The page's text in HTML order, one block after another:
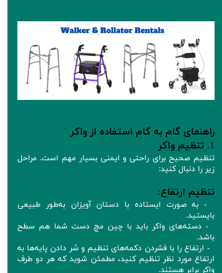
راهنمای گام‌ به‌ گام استفاده از واکر
1. تنظیم واکر
تنظیم صحیح برای راحتی و ایمنی بسیار مهم است. مراحل
زیر را دنبال کنید:
تنظیم ارتفاع:
- به صورت ایستاده با دستان آویزان به‌طور طبیعی
بایستید.
- دسته‌های واکر باید با چین مچ دست شما هم‌ سطح
باشد.
- ارتفاع را با فشردن دکمه‌های تنظیم و سُر دادن پایه‌ها به
ارتفاع مورد نظر تنظیم کنید، مطمئن شوید که هر دو طرف
واکر برابر هستند.